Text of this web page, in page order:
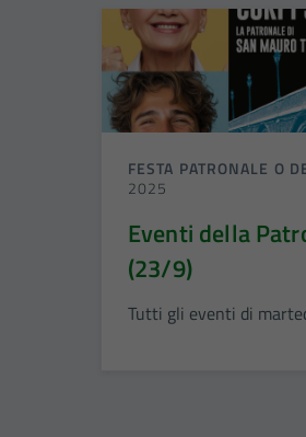
FESTA PATRONALE O
2025
Eventi della
(23/9)
Tutti gli eventi di